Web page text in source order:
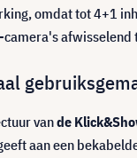
omdat tot 4+1
camera's
vande
aan een